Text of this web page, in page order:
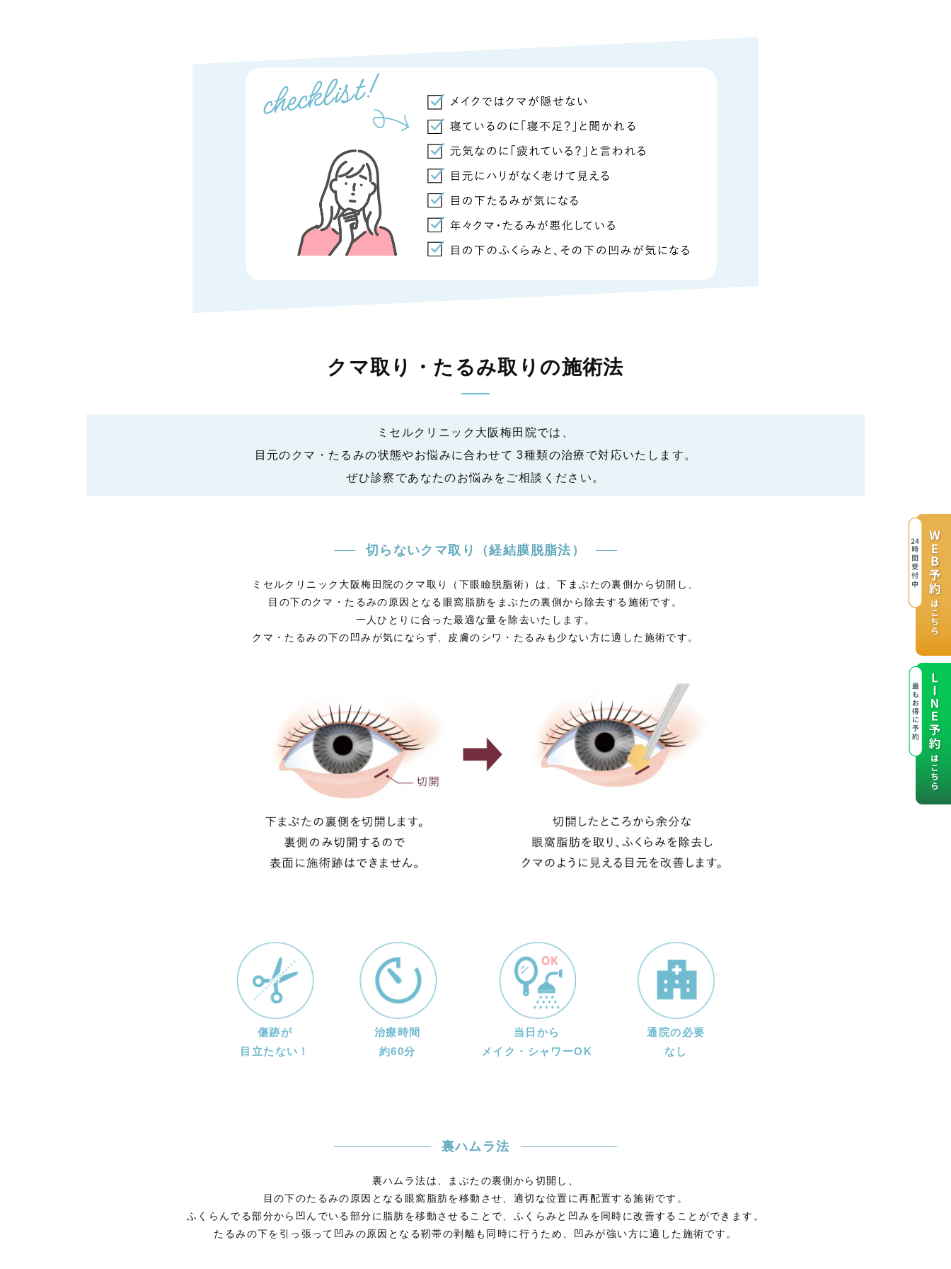
クマ取り・たるみ取りの施術法
ミセルクリニック大阪梅田院では、
目元のクマ・たるみの状態やお悩みに合わせて 3種類の治療で対応いたします。
ぜひ診察であなたのお悩みをご相談ください。
切らないクマ取り（経結膜脱脂法）
ミセルクリニック大阪梅田院のクマ取り（下眼瞼脱脂術）は、下まぶたの裏側から切開し、
目の下のクマ・たるみの原因となる眼窩脂肪をまぶたの裏側から除去する施術です。
一人ひとりに合った最適な量を除去いたします。
クマ・たるみの下の凹みが気にならず、皮膚のシワ・たるみも少ない方に適した施術です。
傷跡が
目立たない！
治療時間
約60分
当日から
メイク・ シャワーOK
通院の必要
なし
裏ハムラ法
裏ハムラ法は、まぶたの裏側から切開し、
目の下のたるみの原因となる眼窩脂肪を移動させ、適切な位置に再配置する施術です。
ふくらんでる部分から凹んでいる部分に脂肪を移動させることで、ふくらみと凹みを同時に改善することができます。
たるみの下を引っ張って凹みの原因となる靭帯の剥離も同時に行うため、凹みが強い方に適した施術です。